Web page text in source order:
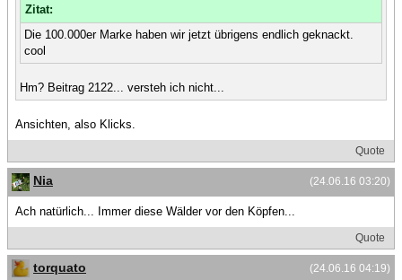
Zitat:
Die 100.000er Marke haben wir jetzt übrigens endlich geknackt.
cool
Hm? Beitrag 2122... versteh ich nicht...
Ansichten, also Klicks.
Quote
(24.06.16 03:20)
Nia
Ach natürlich... Immer diese Wälder vor den Köpfen...
Quote
(24.06.16 04:19)
torquato